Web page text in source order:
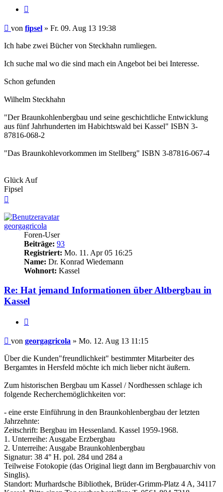
Beitrag
von fipsel » Fr. 09. Aug 13 19:38
Ich habe zwei Bücher von Steckhahn rumliegen.
Ich suche mal wo die sind mach ein Angebot bei bei Interesse.
Schon gefunden
Wilhelm Steckhahn
"Der Braunkohlenbergbau und seine geschichtliche Entwicklung
aus fünf Jahrhunderten im Habichtswald bei Kassel" ISBN 3-
87816-068-2
"Das Braunkohlevorkommen im Stellberg" ISBN 3-87816-067-4
Glück Auf
Fipsel
georgagricola
Foren-User
Beiträge: 93
Registriert: Mo. 11. Apr 05 16:25
Name: Dr. Konrad Wiedemann
Wohnort: Kassel
Re: Hat jemand Informationen über Altbergbau in
Kassel
Beitrag
von georgagricola » Mo. 12. Aug 13 11:15
Über die Kunden"freundlichkeit" bestimmter Mitarbeiter des
Bergamtes in Hersfeld möchte ich mich lieber nicht äußern.
Zum historischen Bergbau um Kassel / Nordhessen schlage ich
folgende Recherchemöglichkeiten vor:
- eine erste Einführung in den Braunkohlenbergbau der letzten
Jahrzehnte:
Zeitschrift: Bergbau im Hessenland. Kassel 1959-1968.
1. Unterreihe: Ausgabe Erzbergbau
2. Unterreihe: Ausgabe Braunkohlenbergbau
Signatur: 38 4° H. pol. 284 und 284 a
Teilweise Fotokopie (das Original liegt dann im Bergbauarchiv von
Singlis).
Standort: Murhardsche Bibliothek, Brüder-Grimm-Platz 4 A, 34117